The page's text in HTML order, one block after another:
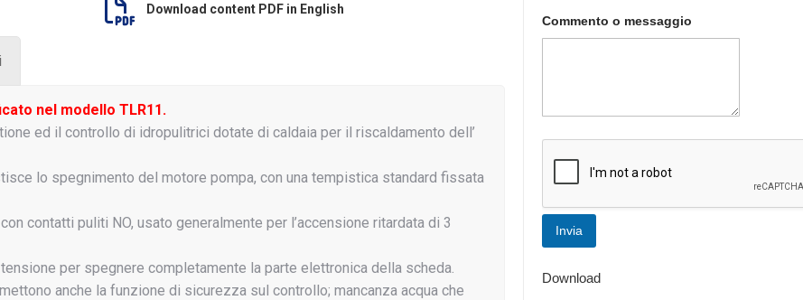
Download content PDF in English
nel modello TLR11.
ed il controllo di idropulitrici dotate di caldaia per il riscaldamento dell’
lo spegnimento del motore pompa, con una tempistica standard fissata
contatti puliti NO, usato generalmente per l’accensione ritardata di 3
per spegnere completamente la parte elettronica della scheda.
anche la funzione di sicurezza sul controllo; mancanza acqua che
o
*
Commento o messaggio
Invia
Download